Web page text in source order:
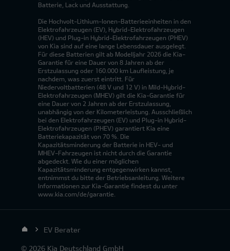
Batterie, Lack und Ausstattung.
Die Hochvolt-Lithium-Ionen-Batterieeinheiten in den
Elektrofahrzeugen (EV), Hybrid-Elektrofahrzeugen
(HEV) und Plug-in Hybrid-Elektrofahrzeugen (PHEV)
von Kia sind auf eine lange Lebensdauer ausgelegt.
Für diese Batterien gilt ab Modelljahr 2026 die Kia-
Garantie für eine Dauer von 8 Jahren ab der
Erstzulassung oder 160.000 km Laufleistung, je
nachdem, was zuerst eintritt. Für
Niedervoltbatterien (48 V und 12 V) in Mild-Hybrid-
Elektrofahrzeugen (MHEV) gilt die Kia-Garantie für
eine Dauer von 2 Jahren ab der Erstzulassung,
unabhängig von der Kilometerleistung. Ausschließlich
bei den Elektrofahrzeugen (EV) und Plug-in Hybrid-
Elektrofahrzeugen (PHEV) garantiert Kia eine
Batteriekapazität von 70 %. Die
Kapazitätsminderung der Batterie in HEV- und
MHEV-Fahrzeugen ist nicht durch die Garantie
abgedeckt. Wie du einer möglichen
Kapazitätsminderung entgegenwirken kannst,
entnimmst du bitte der Betriebsanleitung. Weitere
Informationen zur Kia-Garantie findest du unter
www.kia.com/de/garantie.
EV Berater
© 2026 Kia Deutschland GmbH